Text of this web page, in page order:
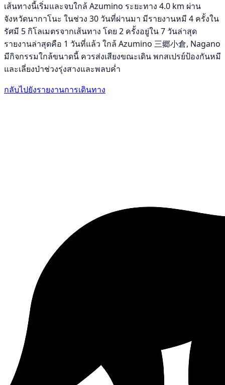
เส้นทางนี้เริ่มและจบใกล้ Azumino ระยะทาง 4.0 km ผ่าน
จังหวัดนากาโนะ ในช่วง 30 วันที่ผ่านมา มีรายงานหมี 4 ครั้งใน
รัศมี 5 กิโลเมตรจากเส้นทาง โดย 2 ครั้งอยู่ใน 7 วันล่าสุด
รายงานล่าสุดคือ 1 วันที่แล้ว ใกล้ Azumino 三郷小倉, Nagano
มีกิจกรรมใกล้ขนาดนี้ ควรส่งเสียงขณะเดิน พกสเปรย์ป้องกันหมี
และเลี่ยงป่าช่วงรุ่งสางและพลบค่ำ
กลับไปยังรายงานการเดินทาง